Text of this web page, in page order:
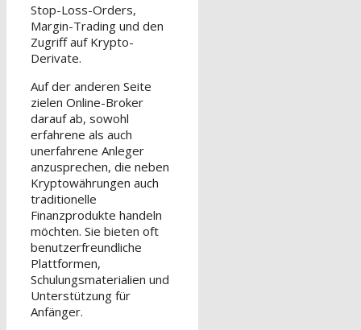
Stop-Loss-Orders,
Margin-Trading und den
Zugriff auf Krypto-
Derivate.
Auf der anderen Seite
zielen Online-Broker
darauf ab, sowohl
erfahrene als auch
unerfahrene Anleger
anzusprechen, die neben
Kryptowährungen auch
traditionelle
Finanzprodukte handeln
möchten. Sie bieten oft
benutzerfreundliche
Plattformen,
Schulungsmaterialien und
Unterstützung für
Anfänger.